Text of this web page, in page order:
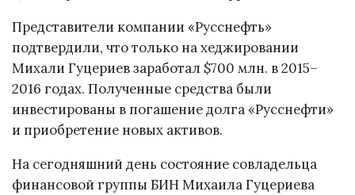
Представители компании «Русснефть»
подтвердили, что только на хеджировании
Михали Гуцериев заработал $700 млн. в 2015–
2016 годах. Полученные средства были
инвестированы в погашение долга «Русснефти»
и приобретение новых активов.
На сегодняшний день состояние совладельца
финансовой группы БИН Михаила Гуцериева